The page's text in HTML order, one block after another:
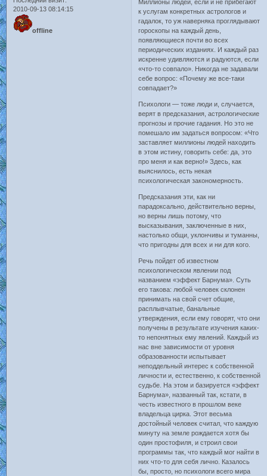
2010-09-13 08:14:15
offline
Миллионы людей, если и не прибегают
к услугам конкретных астрологов и
гадалок, то уж наверняка проглядывают
гороскопы на каждый день,
появляющиеся почти во всех
периодических изданиях. И каждый раз
искренне удивляются и радуются, если
«что-то совпало». Никогда не задавали
себе вопрос: «Почему же все-таки
совпадает?»
Психологи — тоже люди и, случается,
верят в предсказания, астрологические
прогнозы и прочие гадания. Но это не
помешало им задаться вопросом: «Что
заставляет миллионы людей находить
в этом истину, говорить себе: да, это
про меня и как верно!» Здесь, как
выяснилось, есть некая
психологическая закономерность.
Предсказания эти, как ни
парадоксально, действительно верны,
но верны лишь потому, что
высказывания, заключенные в них,
настолько общи, уклончивы и туманны,
что пригодны для всех и ни для кого.
Речь пойдет об известном
психологическом явлении под
названием «эффект Барнума». Суть
его такова: любой человек склонен
принимать на свой счет общие,
расплывчатые, банальные
утверждения, если ему говорят, что они
получены в результате изучения каких-
то непонятных ему явлений. Каждый из
нас вне зависимости от уровня
образованности испытывает
неподдельный интерес к собственной
личности и, естественно, к собственной
судьбе. На этом и базируется «эффект
Барнума», названный так, кстати, в
честь известного в прошлом веке
владельца цирка. Этот весьма
достойный человек считал, что каждую
минуту на земле рождается хотя бы
один простофиля, и строил свои
программы так, что каждый мог найти в
них что-то для себя лично. Казалось
бы, просто, но психологи всего мира